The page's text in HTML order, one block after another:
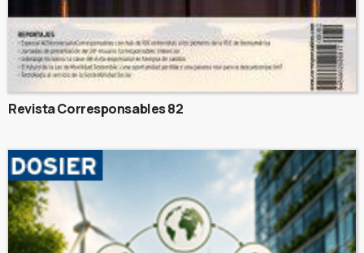
Revista Corresponsables 82